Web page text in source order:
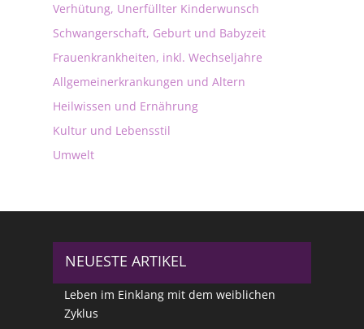
Verhütung, Unerfüllter Kinderwunsch
Schwangerschaft, Geburt und Babyzeit
Frauenkrankheiten, inkl. Wechseljahre
Allgemeinerkrankungen und Altern
Heilwissen und Ernährung
Kultur und Lebensstil
Umwelt
NEUESTE ARTIKEL
Leben im Einklang mit dem weiblichen
Zyklus